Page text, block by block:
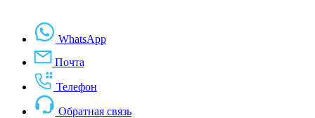
WhatsApp
Почта
Телефон
Обратная связь